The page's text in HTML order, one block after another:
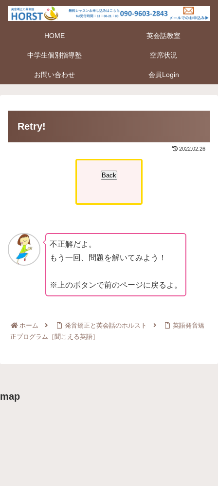
HOME 英会話教室
中学生個別指導塾 空席状況
お問い合わせ 会員Login
Retry!
2022.02.26
不正解だよ。
もう一回、問題を解いてみよう！
※上のボタンで前のページに戻るよ。
ホーム 発音矯正と英会話のホルスト
英語発音矯
正プログラム［聞こえる英語］
map